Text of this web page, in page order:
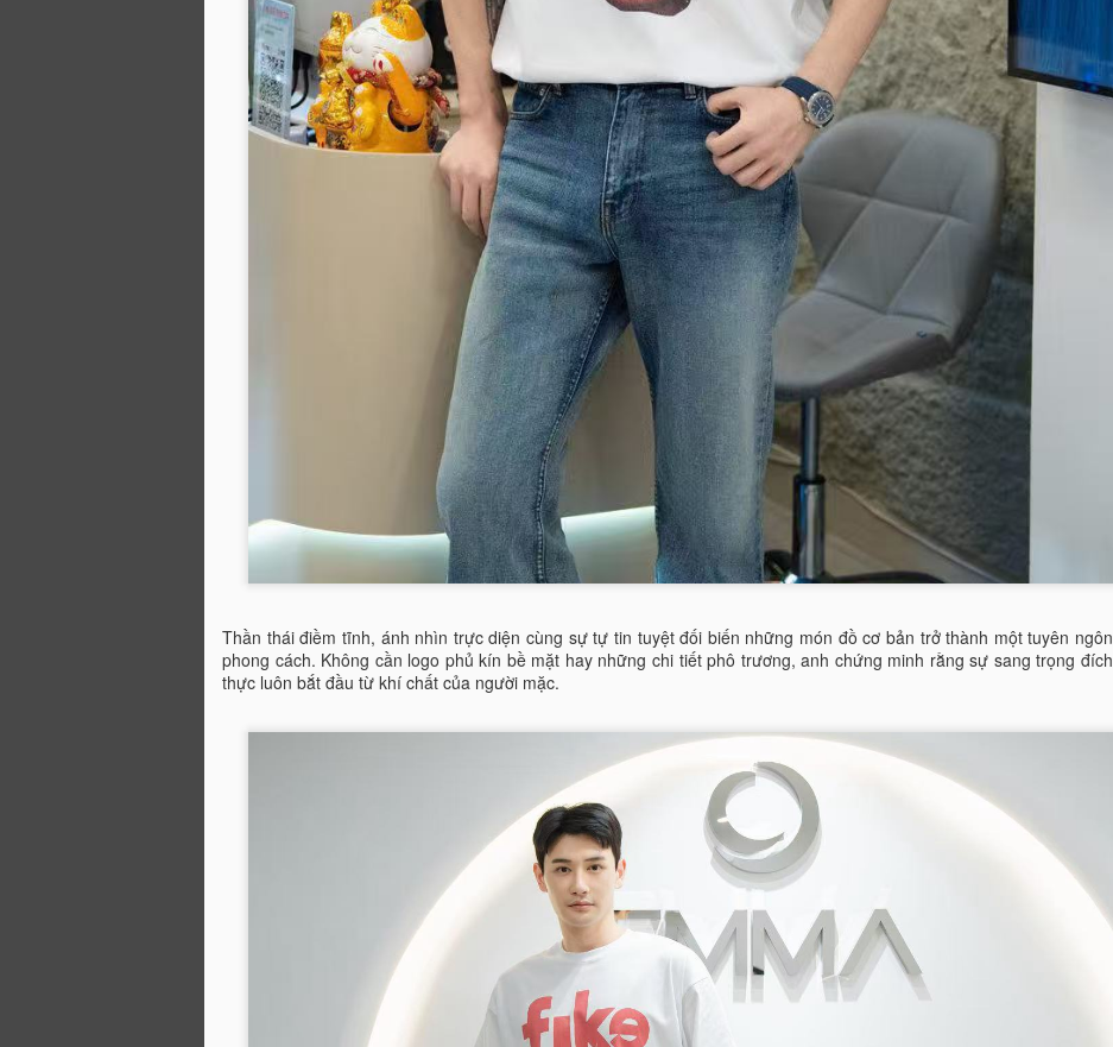
Thần thái điềm tĩnh, ánh nhìn trực diện cùng sự tự tin tuyệt đối biến những món đồ cơ bản trở thành một tuyên ngôn
phong cách. Không cần logo phủ kín bề mặt hay những chi tiết phô trương, anh chứng minh rằng sự sang trọng đích
thực luôn bắt đầu từ khí chất của người mặc.
Đẳng Cấp Không Cần Lên Tiếng: Miss Quyn Si Và
Nghệ Thuật Tinh Giản
Giữa nhịp chảy không ngừng của Bangkok nơi thời trang đường phố
luôn cạnh tranh từng khoảnh khắc, Miss Quyn Si không cần cố gắng để
nổi bật. Cô đơn giản xuất hiện, và mọi thứ xung quanh dường như tự
động hạ tông.
Bộ blazer dáng dài được xử lý với độ chính xác gần như tuyệt đối:
phom vai sắc, đường cắt gọn, độ rũ vừa đủ để ôm lấy cơ thể mà không
hề gò bó.
APR
22
Ao Zang và Miss Quyn Si ''gây bão'' với bộ ảnh mới
Không cần drama, không cần chiêu trò truyền thông rầm rộ, chỉ
một bộ ảnh mới cũng đủ khiến cộng đồng mạng “đứng ngồi không
yên” khi siêu mẫu Trung Quốc Ao Zang bất ngờ kết hợp cùng Miss
Quyn Si trong một concept thời trang mang màu sắc high-fashion cực
mạnh.
Ngay từ những khung hình đầu tiên, Ao Zang đã chứng minh vì sao anh
được xem là gương mặt mang “khí chất runway quốc tế”.
APR
SIÊU MẪU AO ZANG - KHI “VẺ ĐẸP LẠNH” TRỞ
TRANG CHÂU Á
Trong thế giới thời trang đang dần bão hòa bởi những gương mặt na ná
nhau, sự xuất hiện của Ao Zang mang đến một cảm giác khác biệt rõ
nhìn phải dừng lại lâu hơn một nhịp.
Sở hữu chiều cao lý tưởng cùng tỷ lệ hình thể chuẩn mực của một high-
fashion model, Ao Zang không chỉ “mặc” trang phục, mà anh biến mỗi
bước đi thành một tuyên ngôn thị giác.
MAR
6
Nét kiêu sa của Hoa hậu Sắc đẹp người Việt Hà Linh
Trong bộ ảnh thời trang vừa được giới thiệu, Hoa hậu Sắc đẹp
Người Việt Hà Linh khiến người xem khó rời mắt khi xuất hiện
trong thiết kế dạ hội lộng lẫy, tôn trọn vẻ đẹp thanh lịch cùng vóc dáng
cân đối, gợi cảm nhưng vẫn đầy tinh tế.
Khoác lên mình chiếc váy dạ hội được thiết kế công phu với phom dáng
ôm sát, Hà Linh khéo léo khoe đường cong mềm mại cùng thần thái